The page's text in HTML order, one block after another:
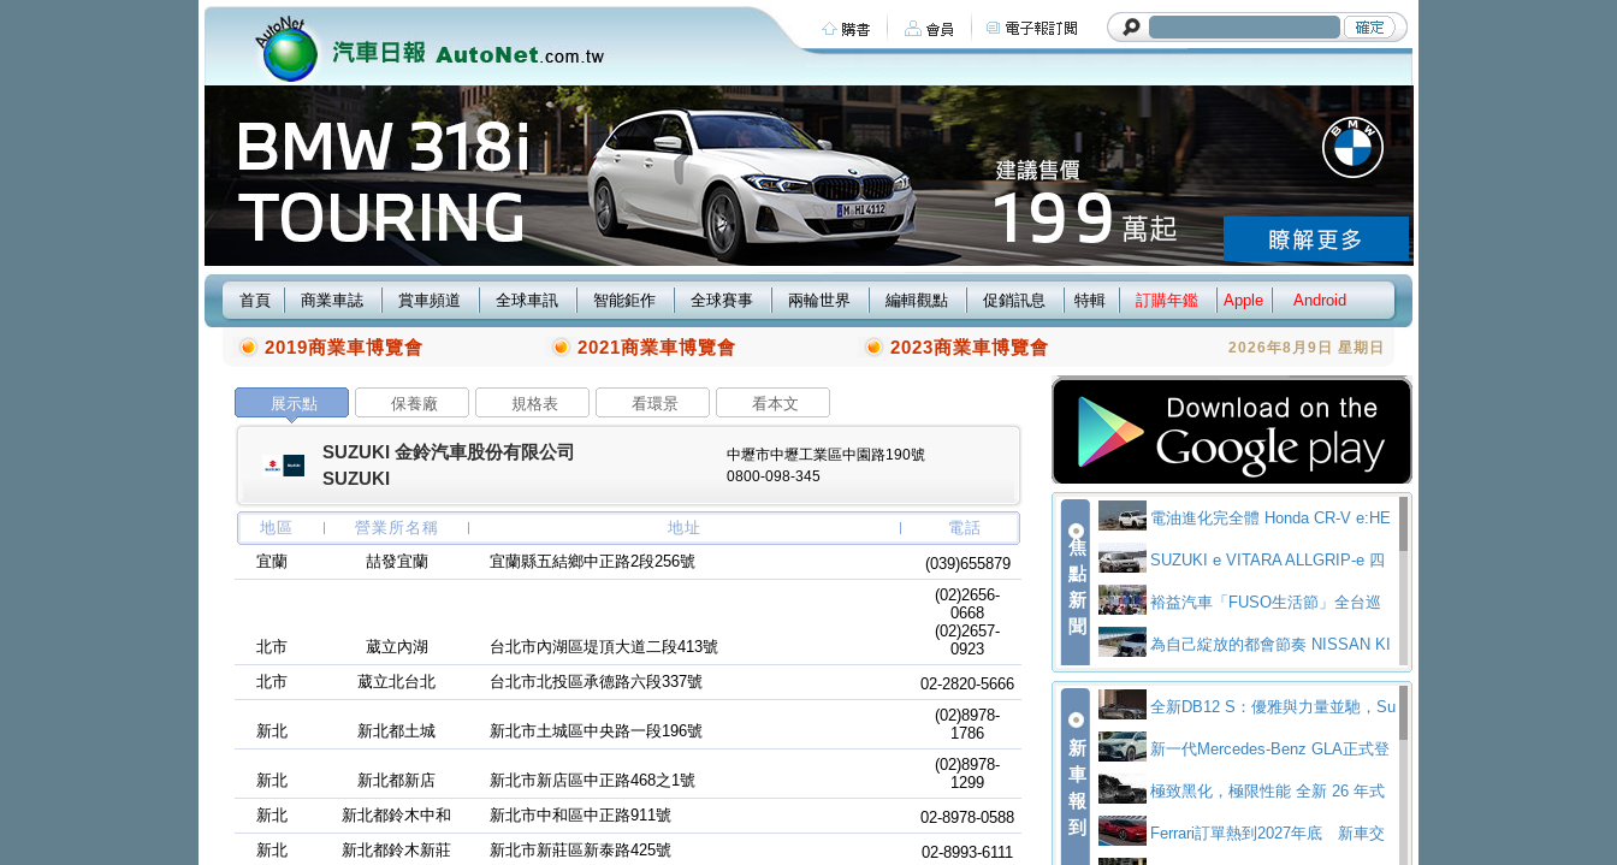
首頁 商業車誌 賞車頻道 全球車訊 智能鉅作 全球賽事 兩輪世界 編輯觀點 促銷訊息 特輯 訂購年鑑 Apple Android
2019商業車博覽會 2021商業車博覽會 2023商業車博覽會 2026年8月9日 星期日
展示點 保養廠 規格表 看環景 看本文
SUZUKI 金鈴汽車股份有限公司
SUZUKI
中壢市中壢工業區中園路190號
0800-098-345
地區 營業所名稱 地址
電話
宜蘭
喆發宜蘭 宜蘭縣五結鄉中正路2段256號 (039)655879
北市 葳立內湖 台北市內湖區堤頂大道二段413號
(02)2656-
0668
(02)2657-
0923
北市
葳立北台北 台北市北投區承德路六段337號 02-2820-5666
新北 新北都土城 新北市土城區中央路一段196號
(02)8978-
1786
新北 新北都新店 新北市新店區中正路468之1號
(02)8978-
1299
新北
新北都鈴木中和 新北市中和區中正路911號
02-8978-0588
新北
新北都鈴木新莊 新北市新莊區新泰路425號
02-8993-6111
焦
點
新
聞
電油進化完全體 Honda CR-V e:HE
V PrestigeSUZUKI e VITARA ALLGRIP-e 四
驅精神的純電新詮釋
裕益汽車「FUSO生活節」全台巡
迴 結合生活體驗、交通安全與購車優惠
為自己綻放的都會節奏 NISSAN KI
CKS SAKURA為品味獨具層峰買家打造的頂級座
駕，MAZDA CX-90 33T AWD Premium Ca
ptain Seat
EV
技的座駕! Ford Territory中型油電休旅
SO Super Great今日在台登場，結合先進安
新
車
報
到
全新DB12 S：優雅與力量並馳，Su
per Tourer的顛峰之作
新一代Mercedes-Benz GLA正式登
場 續航最高657公里、支援320kW快充
極致黑化，極限性能 全新 26 年式
DEFENDER OCTA BLACK 限量登台
Ferrari訂單熱到2027年底 新車交